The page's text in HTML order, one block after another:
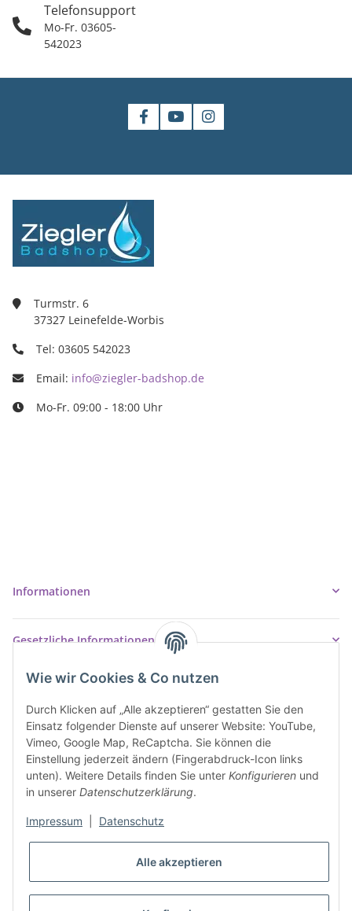
Wie wir Cookies & Co nutzen
Durch Klicken auf „Alle akzeptieren“ gestatten Sie den
Einsatz folgender Dienste auf unserer Website: YouTube,
Vimeo, Google Map, ReCaptcha. Sie können die
Einstellung jederzeit ändern (Fingerabdruck-Icon links
unten). Weitere Details finden Sie unter Konfigurieren und
in unserer Datenschutzerklärung.
Impressum Datenschutz
Alle akzeptieren
Telefonsupport
Mo-Fr. 03605-
542023
Turmstr. 6
37327 Leinefelde-Worbis
Tel: 03605 542023
Email: info@ziegler-badshop.de
Mo-Fr. 09:00 - 18:00 Uhr
Informationen
Gesetzliche Informationen
* Alle Preise inkl. gesetzlicher USt., inkl.
VERTRAG WIDERRUFEN